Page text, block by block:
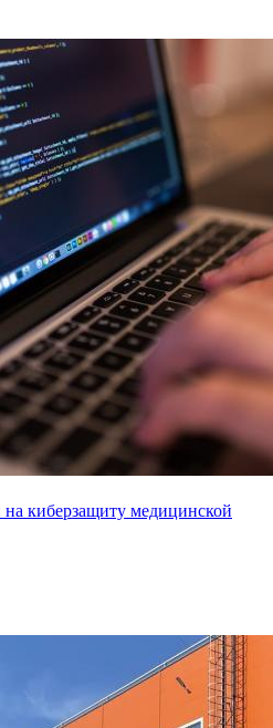
киберзащиту медицинской